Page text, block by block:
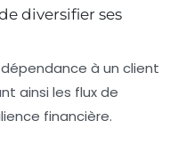
diversifier ses
à un client
ainsi les flux de
financière.